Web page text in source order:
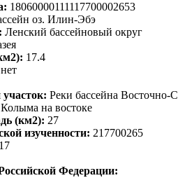
18060000111117700002653
оз. Илин-Эбэ
Ленский бассейновый округ
17.4
нет
Реки бассейна Восточно-
на востоке
(км2): 27
изученности: 217700265
17
Федерации: